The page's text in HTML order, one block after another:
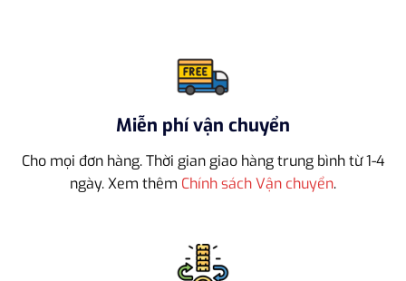
Miễn phí vận chuyển
Cho mọi đơn hàng. Thời gian giao hàng trung bình từ 1-4
ngày. Xem thêm Chính sách Vận chuyển.